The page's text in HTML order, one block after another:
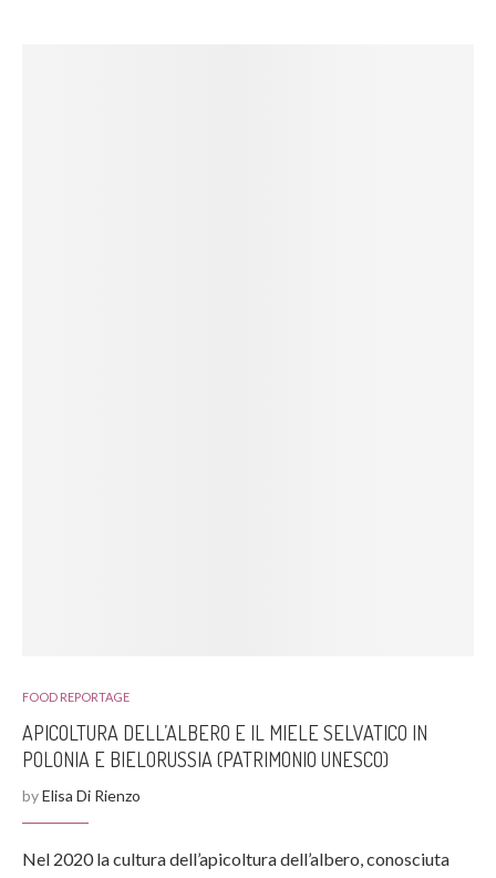
FOOD REPORTAGE
APICOLTURA DELL’ALBERO E IL MIELE SELVATICO IN
POLONIA E BIELORUSSIA (PATRIMONIO UNESCO)
byElisa Di Rienzo
Nel 2020 la cultura dell’apicoltura dell’albero, conosciuta